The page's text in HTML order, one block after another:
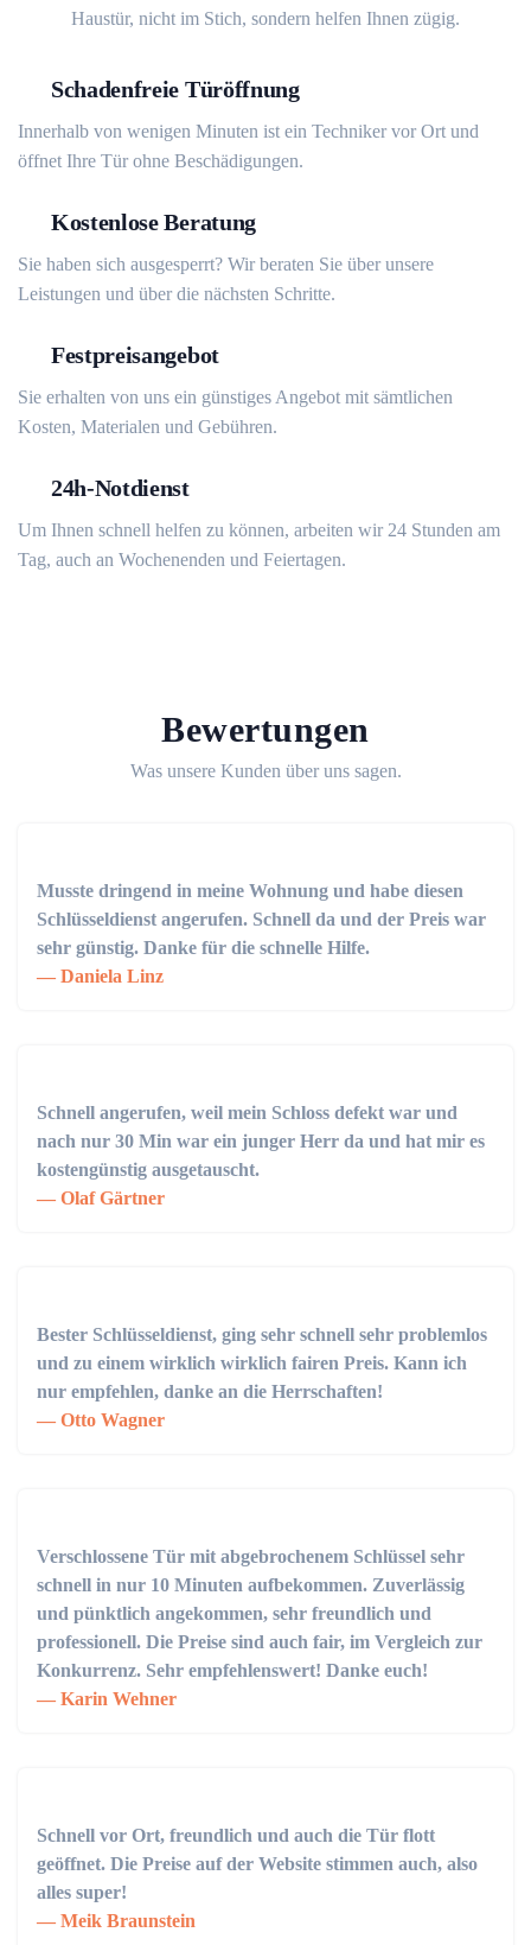
Haustür, nicht im Stich, sondern helfen Ihnen zügig.
Schadenfreie Türöffnung
Innerhalb von wenigen Minuten ist ein Techniker vor Ort und
öffnet Ihre Tür ohne Beschädigungen.
Kostenlose Beratung
Sie haben sich ausgesperrt? Wir beraten Sie über unsere
Leistungen und über die nächsten Schritte.
Festpreisangebot
Sie erhalten von uns ein günstiges Angebot mit sämtlichen
Kosten, Materialen und Gebühren.
24h-Notdienst
Um Ihnen schnell helfen zu können, arbeiten wir 24 Stunden am
Tag, auch an Wochenenden und Feiertagen.
Bewertungen
Was unsere Kunden über uns sagen.
Musste dringend in meine Wohnung und habe diesen
Schlüsseldienst angerufen. Schnell da und der Preis war
sehr günstig. Danke für die schnelle Hilfe.
Daniela Linz
Schnell angerufen, weil mein Schloss defekt war und
nach nur 30 Min war ein junger Herr da und hat mir es
kostengünstig ausgetauscht.
Olaf Gärtner
Bester Schlüsseldienst, ging sehr schnell sehr problemlos
und zu einem wirklich wirklich fairen Preis. Kann ich
nur empfehlen, danke an die Herrschaften!
Otto Wagner
Verschlossene Tür mit abgebrochenem Schlüssel sehr
schnell in nur 10 Minuten aufbekommen. Zuverlässig
und pünktlich angekommen, sehr freundlich und
professionell. Die Preise sind auch fair, im Vergleich zur
Konkurrenz. Sehr empfehlenswert! Danke euch!
Karin Wehner
Schnell vor Ort, freundlich und auch die Tür flott
geöffnet. Die Preise auf der Website stimmen auch, also
alles super!
Meik Braunstein